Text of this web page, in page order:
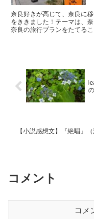
奈良好きが高じて、奈良に
をききました！テーマは、
奈良の旅行プランをたてるこ
【小説感想文】『絶唱』（
コメント
コメ